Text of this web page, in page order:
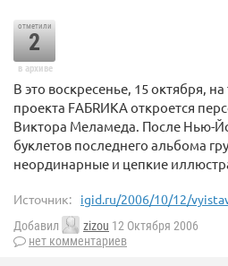
отметили
2
в архиве
В это воскресенье, 15 октября,
проекта FАБRИКА откроется
Виктора Меламеда. После Нью-
буклетов последнего альбома
неординарные и цепкие
Источник: igid.ru/2006/10/12/
Добавил zizou 12 Октября 2006
нет комментариев